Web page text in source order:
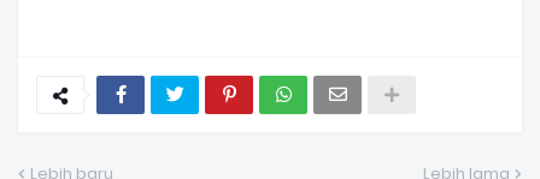
Lebih baru Lebih lama